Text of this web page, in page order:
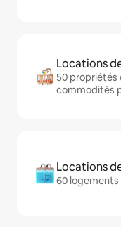
Locations
50 propriétés
commodités
Locations
60